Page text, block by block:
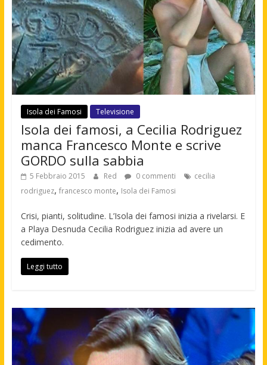
Isola dei Famosi Televisione
Isola dei famosi, a Cecilia Rodriguez
manca Francesco Monte e scrive
GORDO sulla sabbia
5 Febbraio 2015 Red 0 commenti
cecilia
rodriguez, francesco monte, Isola dei Famosi
Crisi, pianti, solitudine. L’Isola dei famosi inizia a rivelarsi. E
a Playa Desnuda Cecilia Rodriguez inizia ad avere un
cedimento.
Leggi tutto